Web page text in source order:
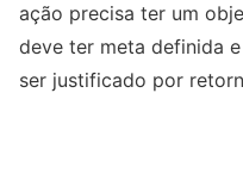
ação precisa ter um
deve ter meta definida
ser justificado por